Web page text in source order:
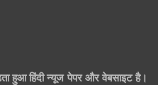
हुआ हिंदी न्यूज पेपर और वेबसाइट है।